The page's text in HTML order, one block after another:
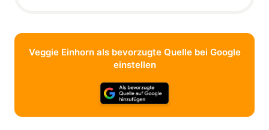
Veggie Einhorn als bevorzugte Quelle bei Google
einstellen